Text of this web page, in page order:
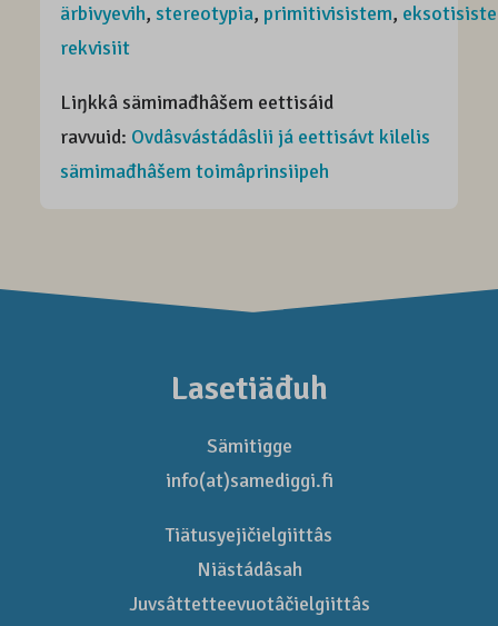
ärbivyevih, stereotypia, primitivisistem,
rekvisiit
Liŋkkâ sämimađhâšem eettisáid
ravvuid: Ovdâsvástádâslii já eettisávt kilelis
sämimađhâšem toimâprinsiipeh
Lasetiäđuh
Sämitigge
info(at)samediggi.fi
Tiätusyejičielgiittâs
Niästádâsah
Juvsâttetteevuotâčielgiittâs